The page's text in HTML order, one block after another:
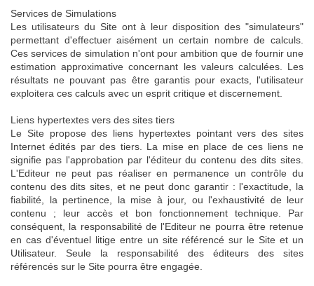
Services de Simulations
Les utilisateurs du Site ont à leur disposition des "simulateurs"
permettant d'effectuer aisément un certain nombre de calculs.
Ces services de simulation n'ont pour ambition que de fournir une
estimation approximative concernant les valeurs calculées. Les
résultats ne pouvant pas être garantis pour exacts, l'utilisateur
exploitera ces calculs avec un esprit critique et discernement.
Liens hypertextes vers des sites tiers
Le Site propose des liens hypertextes pointant vers des sites
Internet édités par des tiers. La mise en place de ces liens ne
signifie pas l'approbation par l'éditeur du contenu des dits sites.
L'Editeur ne peut pas réaliser en permanence un contrôle du
contenu des dits sites, et ne peut donc garantir : l'exactitude, la
fiabilité, la pertinence, la mise à jour, ou l'exhaustivité de leur
contenu ; leur accès et bon fonctionnement technique. Par
conséquent, la responsabilité de l'Editeur ne pourra être retenue
en cas d'éventuel litige entre un site référencé sur le Site et un
Utilisateur. Seule la responsabilité des éditeurs des sites
référencés sur le Site pourra être engagée.